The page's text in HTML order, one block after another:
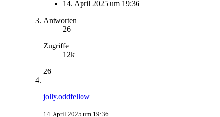
14. April 2025 um 19:36
Antworten
26
Zugriffe
12k
26
jolly.oddfellow
14. April 2025 um 19:36